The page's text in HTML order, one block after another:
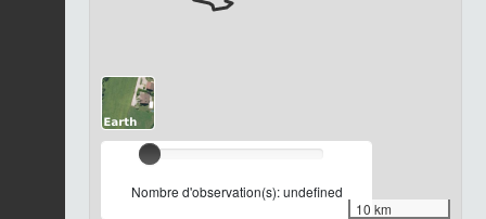
Nombre d'observation(s): undefined
10 km